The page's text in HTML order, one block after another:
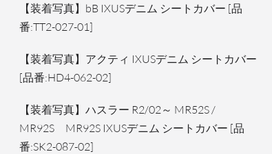
【装着写真】bB IXUSデニム シートカバー [品
番:TT2-027-01]
【装着写真】アクティ IXUSデニム シートカバー
[品番:HD4-062-02]
【装着写真】ハスラー R2/02～ MR52S /
MR92S MR92S IXUSデニム シートカバー [品
番:SK2-087-02]